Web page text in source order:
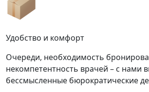
Удобство и комфорт
Очереди, необходимость
некомпетентность врачей – с нами
бессмысленные бюрократические